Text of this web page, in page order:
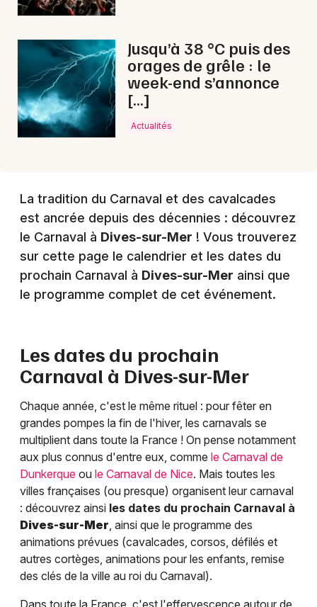
14 - Calvados
Mon email
Jusqu’à 38 °C puis des
orages de grêle : le
week-end s’annonce
[…]
Actualités
La tradition du Carnaval et des cavalcades
est ancrée depuis des décennies : découvrez
le Carnaval à Dives-sur-Mer ! Vous trouverez
sur cette page le calendrier et les dates du
prochain Carnaval à Dives-sur-Mer ainsi que
le programme complet de cet événement.
Les dates du prochain
Carnaval à Dives-sur-Mer
Chaque année, c'est le même rituel : pour fêter en
grandes pompes la fin de l'hiver, les carnavals se
multiplient dans toute la France ! On pense notamment
aux plus connus d'entre eux, comme le Carnaval de
Dunkerque ou le Carnaval de Nice. Mais toutes les
villes françaises (ou presque) organisent leur carnaval
: découvrez ainsi les dates du prochain Carnaval à
Dives-sur-Mer, ainsi que le programme des
animations prévues (cavalcades, corsos, défilés et
autres cortèges, animations pour les enfants, remise
des clés de la ville au roi du Carnaval).